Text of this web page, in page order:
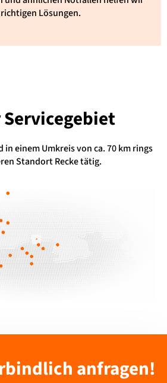
Lösungen.
Servicegebiet
einem Umkreis von ca. 70 km rings
Standort Recke tätig.
anfragen!